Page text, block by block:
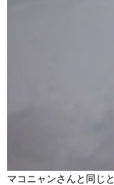
マコニャンさんと同じ